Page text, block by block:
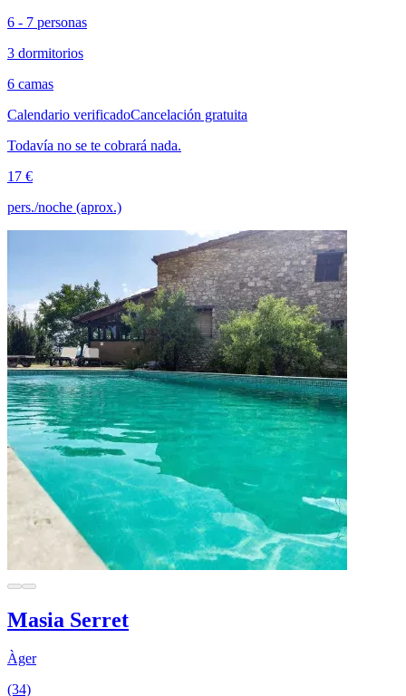
6 - 7 personas
3 dormitorios
6 camas
Calendario verificadoCancelación gratuita
Todavía no se te cobrará nada.
17 €
pers./noche (aprox.)
Masia Serret
Àger
(34)